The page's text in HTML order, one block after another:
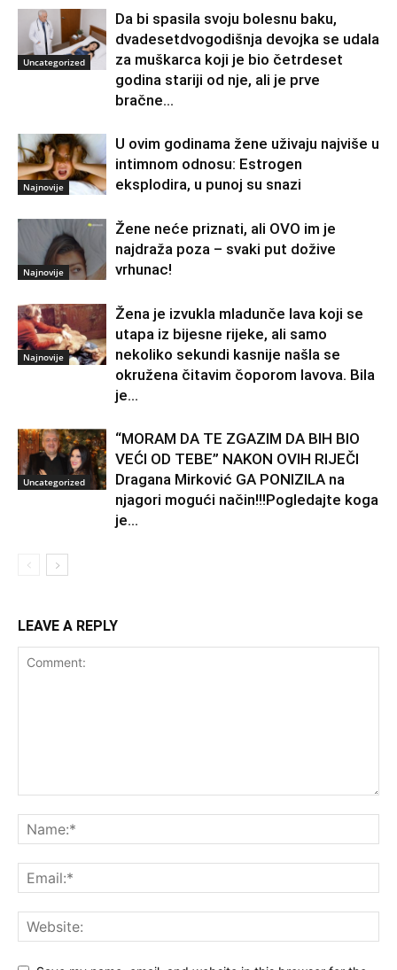
Uncategorized
Da bi spasila svoju bolesnu baku,
dvadesetdvogodišnja devojka se udala
za muškarca koji je bio četrdeset
godina stariji od nje, ali je prve
bračne...
Najnovije
U ovim godinama žene uživaju najviše u
intimnom odnosu: Estrogen
eksplodira, u punoj su snazi
Najnovije
Žene neće priznati, ali OVO im je
najdraža poza – svaki put dožive
vrhunac!
Najnovije
Žena je izvukla mladunče lava koji se
utapa iz bijesne rijeke, ali samo
nekoliko sekundi kasnije našla se
okružena čitavim čoporom lavova. Bila
je...
Uncategorized
“MORAM DA TE ZGAZIM DA BIH BIO
VEĆI OD TEBE” NAKON OVIH RIJEČI
Dragana Mirković GA PONIZILA na
njagori mogući način!!!Pogledajte koga
je...
LEAVE A REPLY